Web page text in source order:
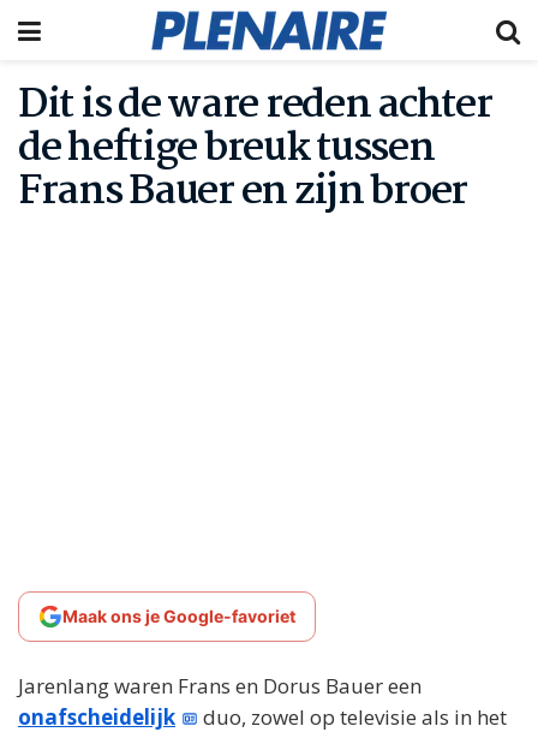
Dit is de ware reden achter
de heftige breuk tussen
Frans Bauer en zijn broer
Maak ons je Google-favoriet
Jarenlang waren Frans en Dorus Bauer een
onafscheidelijk
duo, zowel op televisie als in het